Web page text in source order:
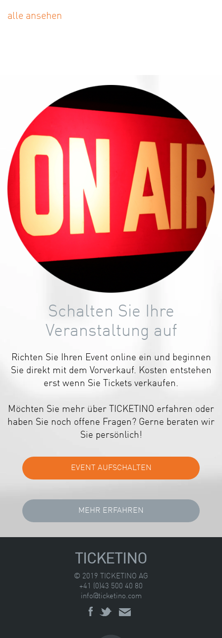
alle ansehen
Schalten Sie Ihre
Veranstaltung auf
Richten Sie Ihren Event online ein und beginnen
Sie direkt mit dem Vorverkauf. Kosten entstehen
erst wenn Sie Tickets verkaufen.
Möchten Sie mehr über TICKETINO erfahren oder
haben Sie noch offene Fragen? Gerne beraten wir
Sie persönlich!
TICKETINO
© 2019 TICKETINO AG
+41 (0)43 500 40 80
info@ticketino.com